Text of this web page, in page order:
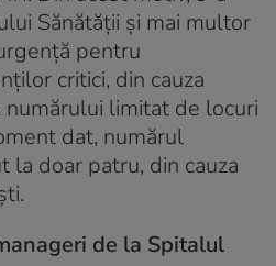
Sănătăţii şi mai multor
pentru
critici, din cauza
limitat de locuri
dat, numărul
la doar patru, din cauza
de la Spitalul